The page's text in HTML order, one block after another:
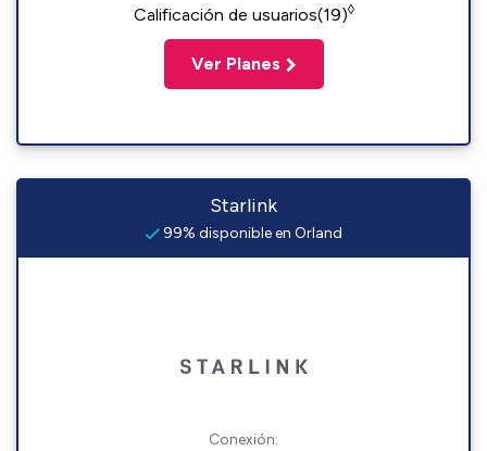
Calificación de usuarios(19)◊
Ver Planes
Starlink
99% disponible en Orland
Conexión: